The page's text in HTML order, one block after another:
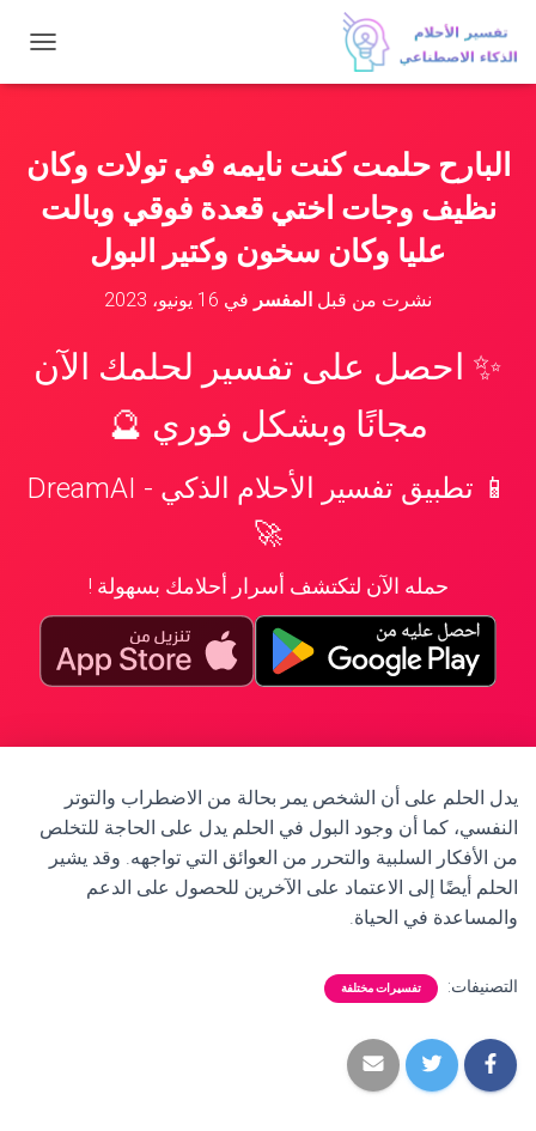
ب
ا
ت
البارح حلمت كنت نايمه في تولات وكان
نظيف وجات اختي قعدة فوقي وبالت
عليا وكان سخون وكتير البول
نشرت من قبل المفسر في 16 يونيو، 2023
✨ احصل على تفسير لحلمك الآن
مجانًا وبشكل فوري 🔮
📱 تطبيق تفسير الأحلام الذكي - DreamAI
🚀
حمله الآن لتكتشف أسرار أحلامك بسهولة !
يدل الحلم على أن الشخص يمر بحالة من الاضطراب والتوتر
النفسي، كما أن وجود البول في الحلم يدل على الحاجة للتخلص
من الأفكار السلبية والتحرر من العوائق التي تواجهه. وقد يشير
الحلم أيضًا إلى الاعتماد على الآخرين للحصول على الدعم
والمساعدة في الحياة.
التصنيفات: تفسيرات مختلفة